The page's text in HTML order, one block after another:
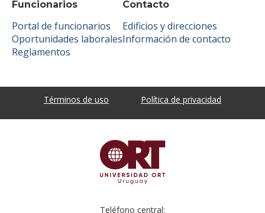
Funcionarios
Portal de funcionarios
Oportunidades laborales
Reglamentos
Contacto
Edificios y direcciones
Información de contacto
Términos de uso Política de privacidad
Teléfono central: